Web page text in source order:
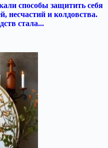
способы защитить себя
несчастий и колдовства.
стала...